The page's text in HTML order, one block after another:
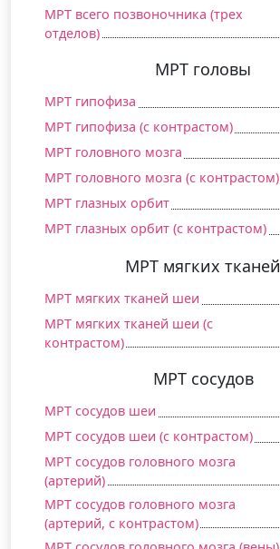
МРТ всего позвоночника (трех
отделов)
МРТ головы
МРТ гипофиза
МРТ гипофиза (c контрастом)
МРТ головного мозга
МРТ головного мозга (c контрастом)
МРТ глазных орбит
МРТ глазных орбит (c контрастом)
МРТ мягких тканей
МРТ мягких тканей шеи
МРТ мягких тканей шеи (c
контрастом)
МРТ сосудов
МРТ сосудов шеи
МРТ сосудов шеи (c контрастом)
МРТ сосудов головного мозга
(артерий)
МРТ сосудов головного мозга
(артерий, c контрастом)